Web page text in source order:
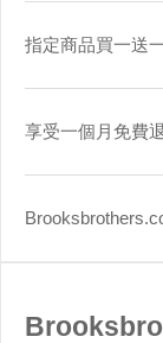
指定商品買一送
享受一個月免費